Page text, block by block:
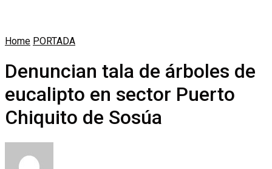
Home PORTADA
Denuncian tala de árboles de
eucalipto en sector Puerto
Chiquito de Sosúa